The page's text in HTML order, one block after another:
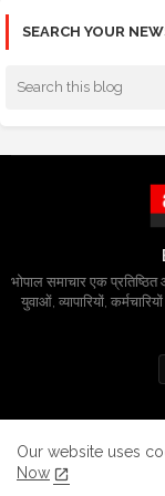
SEARCH YOUR
भोपाल समाचार एक प्रतिष्ठित
युवाओं, व्यापारियों,
Home
Our website uses
Now